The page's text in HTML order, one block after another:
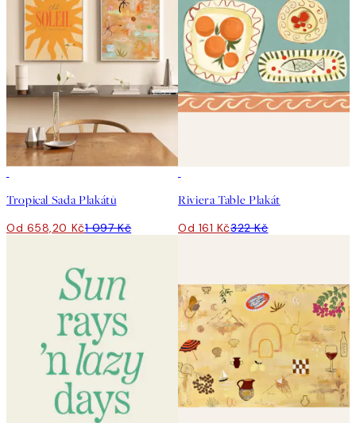
Tropical Sada Plakátů
Od 658,20 Kč1 097 Kč
Riviera Table Plakát
Od 161 Kč322 Kč